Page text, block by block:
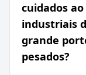
cuidados
industriais
grande
pesados?